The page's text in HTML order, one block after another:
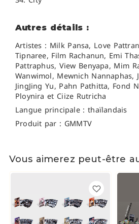
Autres détails :
Artistes : Milk Pansa, Love
Tipnaree, Film Rachanun, Emi
Pattraphus, View Benyapa, Mim
Wanwimol, Mewnich Nannaphas,
JingJing Yu, Pahn Pathitta, Fond
Ploynira et Ciize Rutricha
Langue principale : thaïlandais
Produit par : GMMTV
Vous aimerez peut-être